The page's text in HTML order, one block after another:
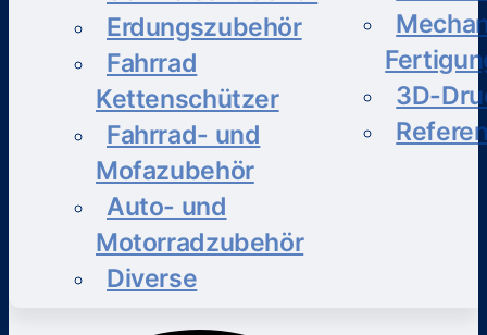
Erdungszubehör
Fahrrad
Kettenschützer
Fahrrad- und
Mofazubehör
Auto- und
Motorradzubehör
Diverse
3D-